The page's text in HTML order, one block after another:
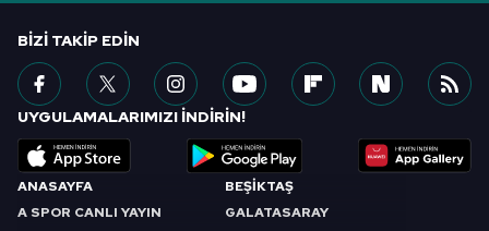
ANASAYFA
A SPOR CANLI YAYIN
BEŞİKTAŞ
GALATASARAY
BIZI TAKIP EDIN
UYGULAMALARIMIZI İNDİRİN!